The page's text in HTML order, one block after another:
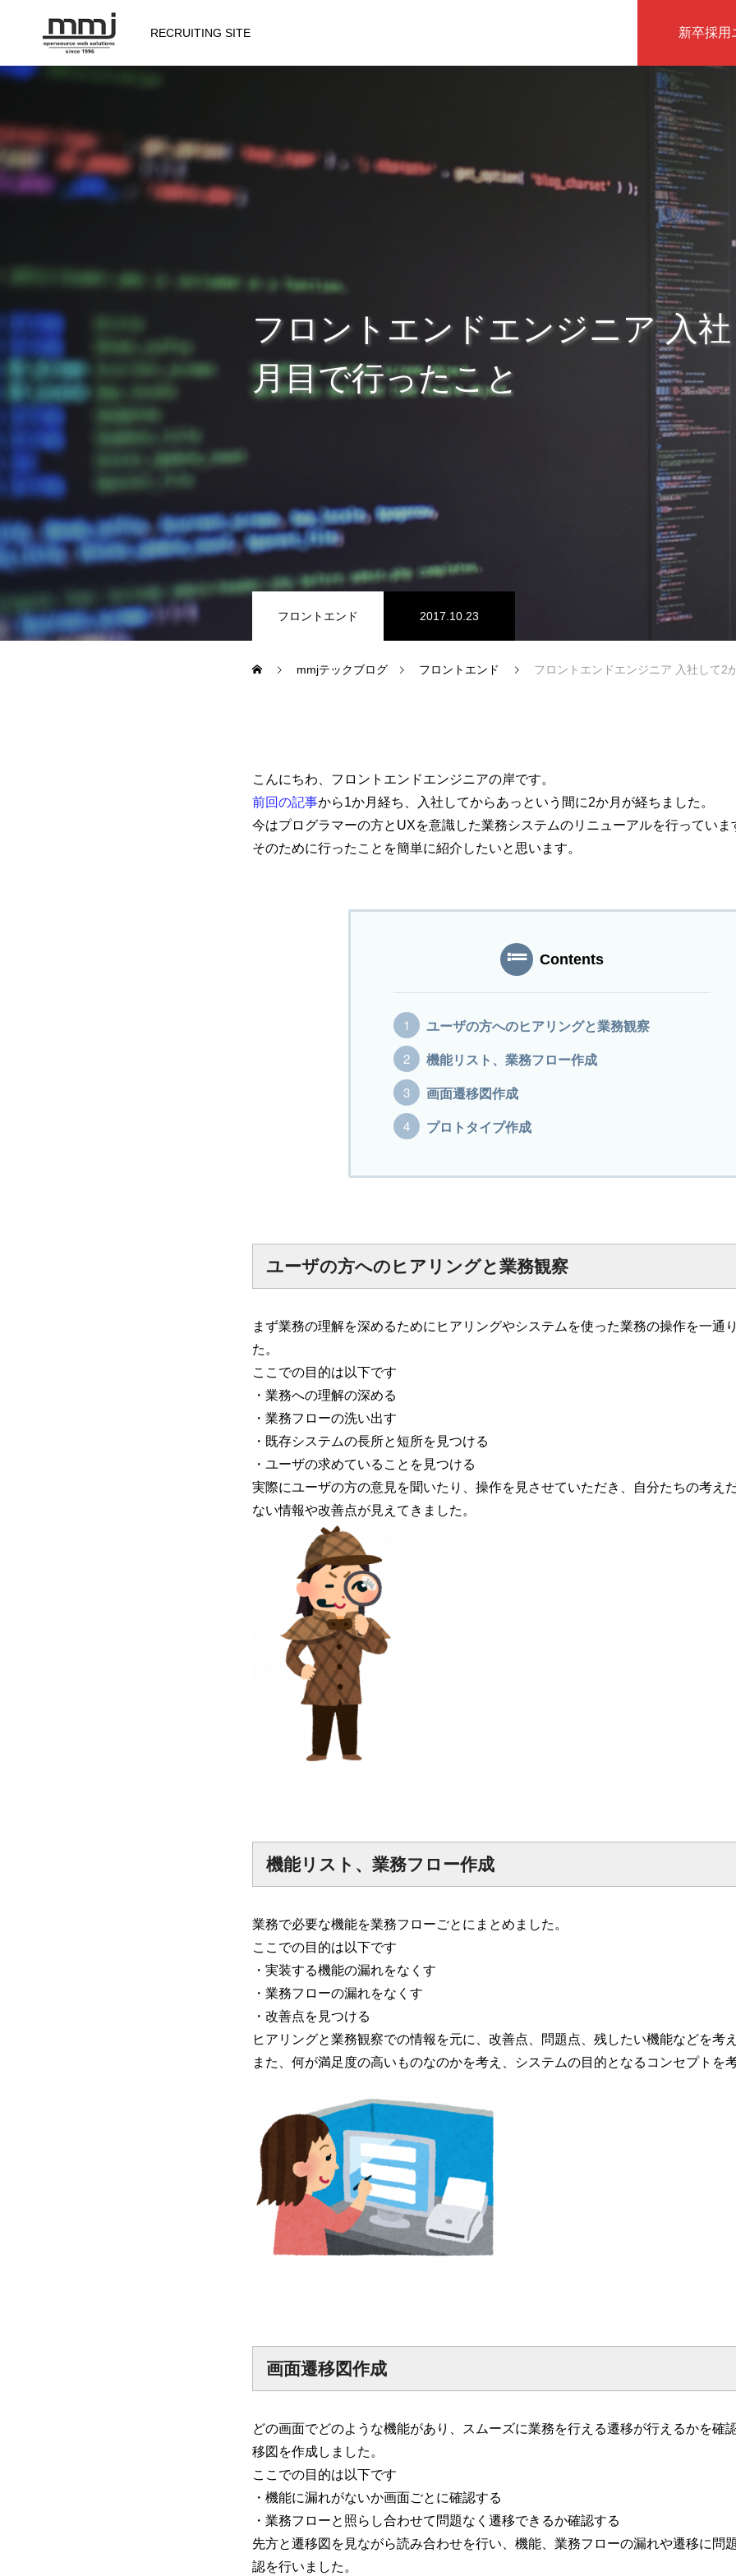
RECRUITING SITE 新卒採用
会社を知る
仕事を知る
教務システム開発 プログラマーの1週間
Webエンジニア・プログラマー フロントエンドエンジニア 【正社員】Webデザイナー
Webディレクター
mmjコーポレートサイト
フロントエンドエンジニア 入
月目で行ったこと
フロントエンド 2017.10.23
mmjテックブログ フロントエンド フロントエンドエンジニア 入社して2
こんにちわ、フロントエンドエンジニアの岸です。
前回の記事から1か月経ち、入社してからあっという間に2か月が経ちました。
今はプログラマーの方とUXを意識した業務システムのリニューアルを行っていま
そのために行ったことを簡単に紹介したいと思います。
Contents
ユーザの方へのヒアリングと業務観察
機能リスト、業務フロー作成
画面遷移図作成
プロトタイプ作成
ユーザの方へのヒアリングと業務観察
まず業務の理解を深めるためにヒアリングやシステムを使った業務の操作を一通
た。
ここでの目的は以下です
・業務への理解の深める
・業務フローの洗い出す
・既存システムの長所と短所を見つける
・ユーザの求めていることを見つける
実際にユーザの方の意見を聞いたり、操作を見させていただき、自分たちの考え
ない情報や改善点が見えてきました。
機能リスト、業務フロー作成
業務で必要な機能を業務フローごとにまとめました。
ここでの目的は以下です
・実装する機能の漏れをなくす
・業務フローの漏れをなくす
・改善点を見つける
ヒアリングと業務観察での情報を元に、改善点、問題点、残したい機能などを考
また、何が満足度の高いものなのかを考え、システムの目的となるコンセプトを
画面遷移図作成
どの画面でどのような機能があり、スムーズに業務を行える遷移が行えるかを確
移図を作成しました。
ここでの目的は以下です
・機能に漏れがないか画面ごとに確認する
・業務フローと照らし合わせて問題なく遷移できるか確認する
先方と遷移図を見ながら読み合わせを行い、機能、業務フローの漏れや遷移に問
認を行いました。